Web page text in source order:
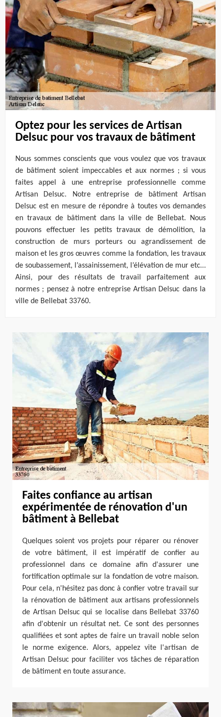
Optez pour les services de Artisan
Delsuc pour vos travaux de bâtiment
Nous sommes conscients que vous voulez que vos travaux
de bâtiment soient impeccables et aux normes ; si vous
faites appel à une entreprise professionnelle comme
Artisan Delsuc. Notre entreprise de bâtiment Artisan
Delsuc est en mesure de répondre à toutes vos demandes
en travaux de bâtiment dans la ville de Bellebat. Nous
pouvons effectuer les petits travaux de démolition, la
construction de murs porteurs ou agrandissement de
maison et les gros œuvres comme la fondation, les travaux
de soubassement, l’assainissement, l’élévation de mur etc…
Ainsi, pour des résultats de travail parfaitement aux
normes ; pensez à notre entreprise Artisan Delsuc dans la
ville de Bellebat 33760.
Faites confiance au artisan
expérimentée de rénovation d'un
bâtiment à Bellebat
Quelques soient vos projets pour réparer ou rénover
de votre bâtiment, il est impératif de confier au
professionnel dans ce domaine afin d'assurer une
fortification optimale sur la fondation de votre maison.
Pour cela, n'hésitez pas donc à confier votre travail sur
la rénovation de bâtiment aux artisans professionnels
de Artisan Delsuc qui se localise dans Bellebat 33760
afin d'obtenir un résultat net. Ce sont des personnes
qualifiées et sont aptes de faire un travail noble selon
le norme exigence. Alors, appelez vite l'artisan de
Artisan Delsuc pour faciliter vos tâches de réparation
de bâtiment en toute assurance.